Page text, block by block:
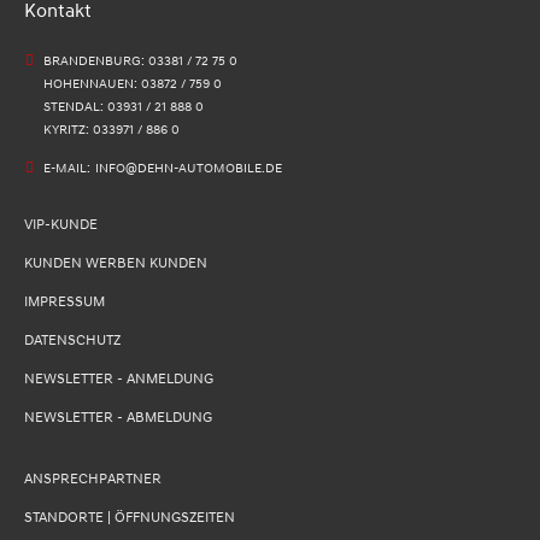
Kontakt
BRANDENBURG: 03381 / 72 75 0
HOHENNAUEN: 03872 / 759 0
STENDAL: 03931 / 21 888 0
KYRITZ: 033971 / 886 0
E-MAIL: INFO@DEHN-AUTOMOBILE.DE
VIP-KUNDE
KUNDEN WERBEN KUNDEN
IMPRESSUM
DATENSCHUTZ
NEWSLETTER - ANMELDUNG
NEWSLETTER - ABMELDUNG
ANSPRECHPARTNER
STANDORTE | ÖFFNUNGSZEITEN